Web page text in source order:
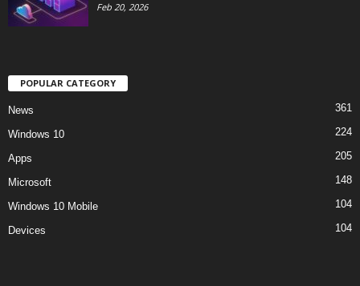
Feb 20, 2026
POPULAR CATEGORY
News 361
Windows 10 224
Apps 205
Microsoft 148
Windows 10 Mobile 104
Devices 104